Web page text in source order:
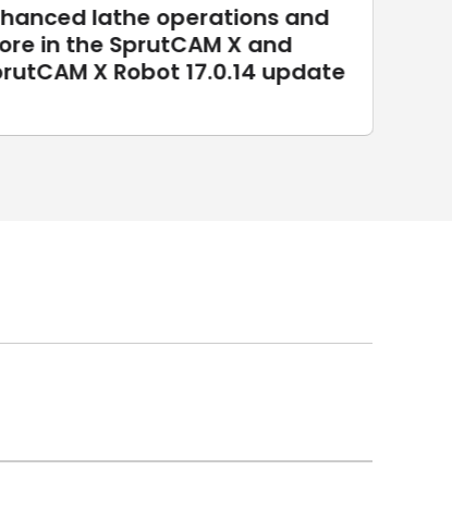
lathe operations and
in the SprutCAM X and
X Robot 17.0.14 update